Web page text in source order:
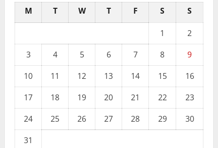
M T W T F S S
1
2
3
4 5 6 7 8
9
10
11 12 13 14 15
16
17
18 19 20 21 22
23
24
25 26 27 28 29
30
31